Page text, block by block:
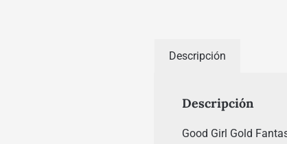
Descripción
Descripción
Good Girl Gold